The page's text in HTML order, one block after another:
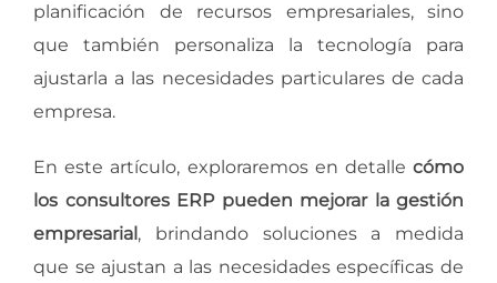
planificación de recursos empresariales, sino
que también personaliza la tecnología para
ajustarla a las necesidades particulares de cada
empresa.
En este artículo, exploraremos en detalle cómo
los consultores ERP pueden mejorar la gestión
empresarial, brindando soluciones a medida
que se ajustan a las necesidades específicas de